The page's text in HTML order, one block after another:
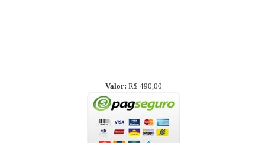
Valor: R$ 490,00